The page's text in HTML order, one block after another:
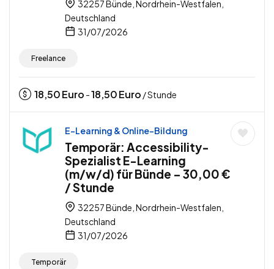
32257 Bünde, Nordrhein-Westfalen,
Deutschland
31/07/2026
Freelance
18,50Euro -18,50Euro / Stunde
E-Learning & Online-Bildung
Temporär: Accessibility-
Spezialist E-Learning
(m/w/d) für Bünde – 30,00 €
/ Stunde
32257 Bünde, Nordrhein-Westfalen,
Deutschland
31/07/2026
Temporär